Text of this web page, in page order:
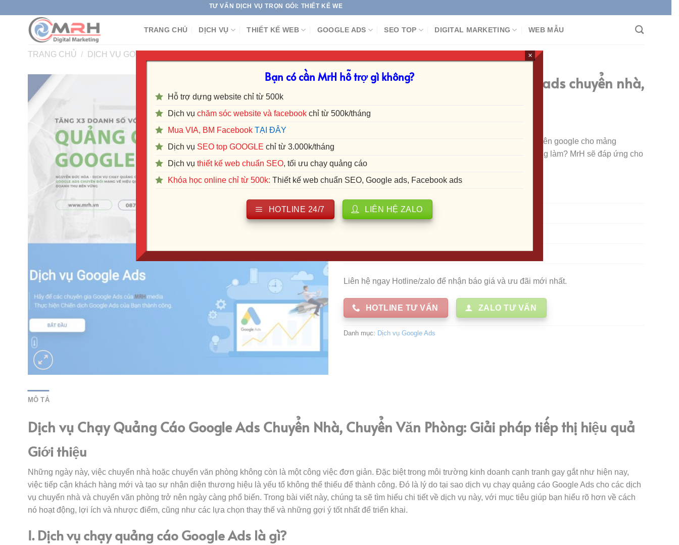
TƯ VẤN DỊCH VỤ TRỌN GÓI: THIẾT KẾ WEBSITE | SEO TOP GOOGLE | CHẠY QUẢNG CÁO ĐA KÊNH
TRANG CHỦ DỊCH VỤ THIẾT KẾ WEB GOOGLE ADS SEO TOP DIGITAL MARKETING WEB MẪU
TRANG CHỦ / DỊCH VỤ GOOGLE ADS
Dịch vụ chạy quảng cáo google ads chuyển nhà,
Bạn đang cần thuê chạy quảng cáo cuộc gọi, tìm kiếm trên google cho mảng
chuyển nhà, chuyển văn phòng tại khu vực của bạn đang làm? MrH sẽ đáp ứng cho
bạn các tiêu chí sau:
Hỗ trợ tối ưu hàng ngày
Đẩy Quảng Cáo Lên tốp đầu tìm kiếm
Liên hệ ngay Hotline/zalo để nhận báo giá và ưu đãi mới nhất.
HOTLINE TƯ VẤN ZALO TƯ VẤN
Danh mục: Dịch vụ Google Ads
MÔ TẢ
Dịch vụ Chạy Quảng Cáo Google Ads Chuyển Nhà, Chuyển Văn Phòng: Giải pháp tiếp thị hiệu quả
Giới thiệu
Những ngày này, việc chuyển nhà hoặc chuyển văn phòng không còn là một công việc đơn giản. Đặc biệt trong môi trường kinh doanh cạnh tranh gay gắt như hiện nay,
việc tiếp cận khách hàng mới và tạo sự nhận diện thương hiệu là yếu tố không thể thiếu để thành công. Đó là lý do tại sao dịch vụ chạy quảng cáo Google Ads cho các dịch
vụ chuyển nhà và chuyển văn phòng trở nên ngày càng phổ biến. Trong bài viết này, chúng ta sẽ tìm hiểu chi tiết về dịch vụ này, với mục tiêu giúp bạn hiểu rõ hơn về cách
nó hoạt động, lợi ích và nhược điểm, cũng như các lựa chọn thay thế và những gợi ý tốt nhất để triển khai.
I. Dịch vụ chạy quảng cáo Google Ads là gì?
Bạn có cần MrH hỗ trợ gì không?
Hỗ trợ dựng website chỉ từ 500k
Dịch vụ chăm sóc website và facebook chỉ từ 500k/tháng
Mua VIA, BM FacebookTẠI ĐÂY
Dịch vụ SEO top GOOGLE chỉ từ 3.000k/tháng
Dịch vụ thiết kế web chuẩn SEO, tối ưu chạy quảng cáo
Khóa học online chỉ từ 500k: Thiết kế web chuẩn SEO, Google ads, Facebook ads
HOTLINE 24/7 LIÊN HỆ ZALO
×